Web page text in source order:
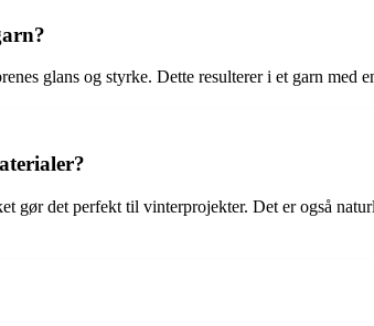
glans og styrke. Dette resulterer i et garn med
gør det perfekt til vinterprojekter. Det er også